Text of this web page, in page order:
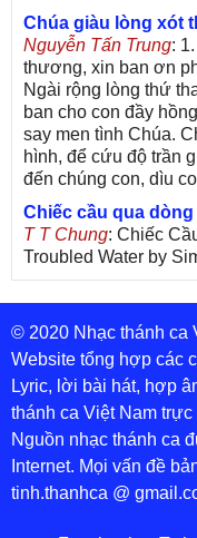
Chúa giàu lòng xót
Nguyễn Tấn Trung:
thương, xin ban ơn
Ngài rộng lòng thứ
ban cho con đầy
say men tình Chúa.
hình, để cứu độ trần
đến chúng con, dìu
Chiếc cầu qua
T T Chung: Chiếc
Troubled Water by
26, 1970) Lời Việt:
Chung Tử Lưu
De Colores! (Lời
Son Vu: Bài hát có
© 2020 Nhạc thánh ca
Website tổng hợp các
Lyric, lời bài hát, hợp
thánh ca Việt Nam trực
Nguồn nhạc thánh ca
Internet. Mọi vấn đề
tinh.thanhca @